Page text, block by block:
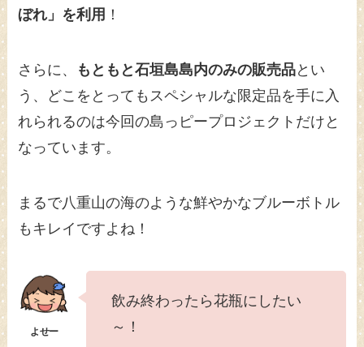
ぼれ」を利用 ！
さらに、 もともと石垣島島内のみの販売品とい
う、どこをとってもスペシャルな限定品を手に入
れられるのは今回の島っピープロジェクトだけと
なっています。
まるで八重山の海のような鮮やかなブルーボトル
もキレイですよね！
飲み終わったら花瓶にしたい
～！